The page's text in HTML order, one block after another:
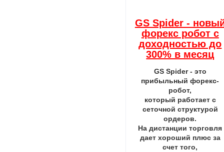
GS Spider -
форекс робот с
доходностью до
300% в месяц
GS Spider - это
прибыльный форекс-
робот,
который работает с
сеточной структурой
ордеров.
На дистанции торговля
дает хороший плюс за
счет того,